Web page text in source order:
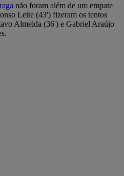
não foram além de um empate
Leite (43') fizeram os tentos
Almeida (36') e Gabriel Araújo